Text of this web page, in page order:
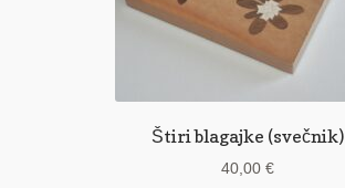
Štiri blagajke (svečnik)
40,00 €